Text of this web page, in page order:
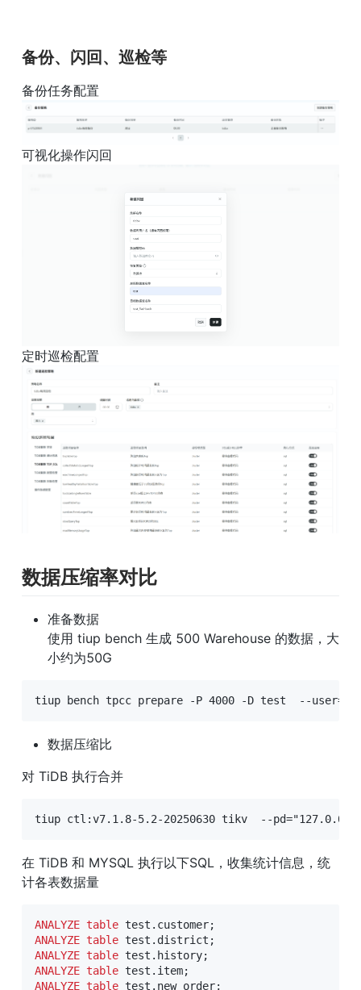
备份、闪回、巡检等
数据压缩率对比
准备数据
使用 tiup bench 生成 500 Warehouse 的数据，大
小约为50G
tiup bench tpcc prepare -P 4000 -D test  --
数据压缩比
对 TiDB 执行合并
tiup ctl:v7.1.8-5.2-20250630 tikv  --
在 TiDB 和 MYSQL 执行以下SQL，收集统计信息，统
计各表数据量
ANALYZE table test . customer;
ANALYZE table test . district ;
ANALYZE table test . history;
ANALYZE table test . item;
ANALYZE table test . new_order;